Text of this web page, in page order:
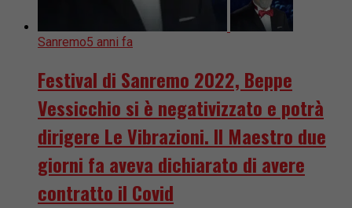
Sanremo5 anni fa
Festival di Sanremo 2022, Beppe
Vessicchio si è negativizzato e potrà
dirigere Le Vibrazioni. Il Maestro due
giorni fa aveva dichiarato di avere
contratto il Covid